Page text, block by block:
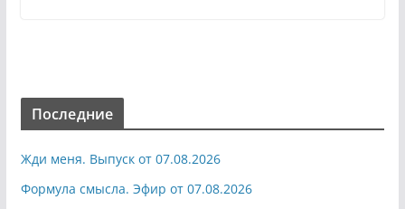
Последние
Жди меня. Выпуск от 07.08.2026
Формула смысла. Эфир от 07.08.2026